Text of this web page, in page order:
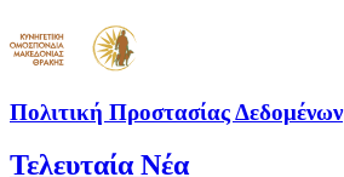
Πολιτική Προστασίας Δεδομένων
Τελευταία Νέα